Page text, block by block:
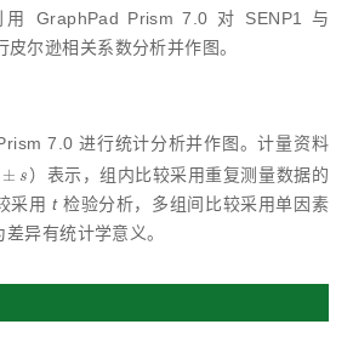
用 GraphPad Prism 7.0 对 SENP1 与
尔逊相关系数分析并作图。
7.0 进行统计分析并作图。计量资料
± s
±s
）表示，组内比较采用重复测量数据的
采用 t检验分析，多组间比较采用单因素
异有统计学意义。